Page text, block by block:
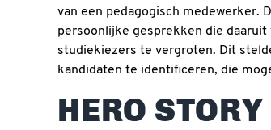
van een pedagogisch medewerker.
persoonlijke gesprekken die
studiekiezers te vergroten. Dit
kandidaten te identificeren, die
HERO STORY